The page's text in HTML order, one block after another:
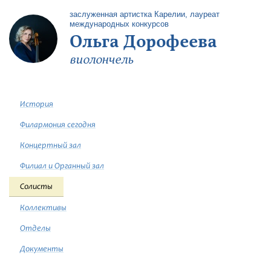
История
Филармония сегодня
Концертный зал
Филиал и Органный зал
Солисты
Коллективы
Отделы
Документы
заслуженная артистка Карелии, лауреат
международных конкурсов
Ольга Дорофеева
виолончель